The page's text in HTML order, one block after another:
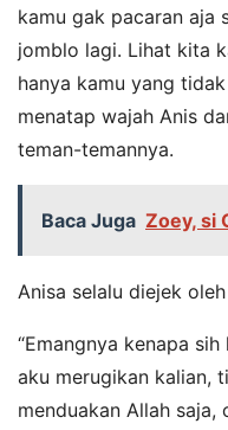
kamu gak pacaran aja
jomblo lagi. Lihat kita
hanya kamu yang
menatap wajah Anis
teman-temannya.
Baca Juga Zoey, si
Anisa selalu diejek
“Emangnya kenapa
aku merugikan kalian,
menduakan Allah saja,